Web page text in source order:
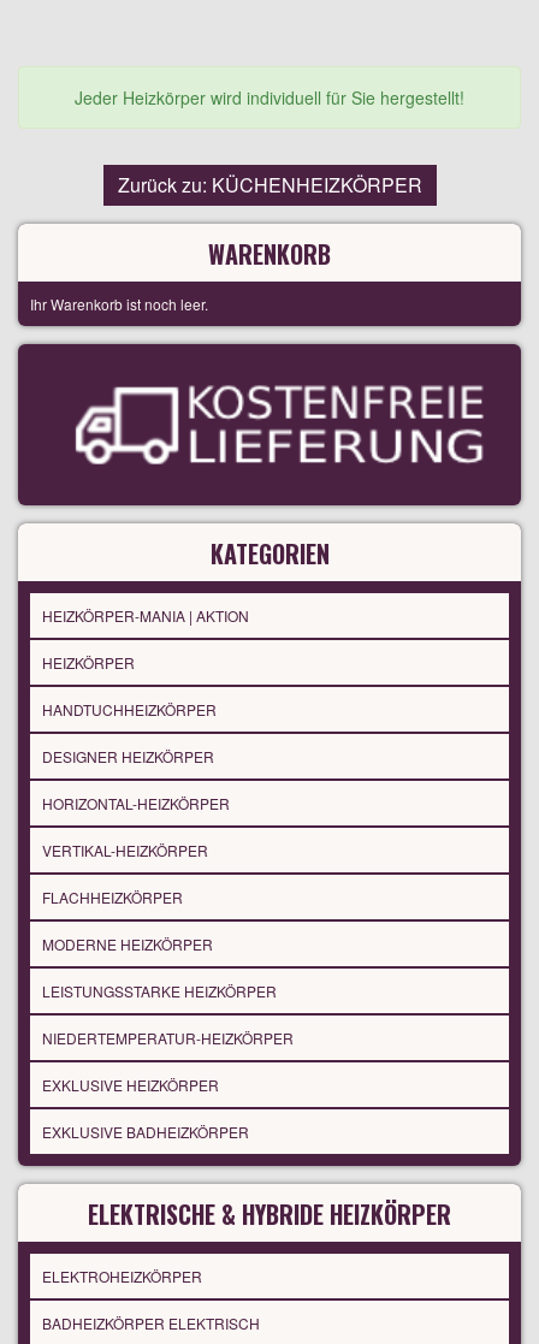
Jeder Heizkörper wird individuell für Sie hergestellt!
Zurück zu: KÜCHENHEIZKÖRPER
WARENKORB
Ihr Warenkorb ist noch leer.
KATEGORIEN
HEIZKÖRPER-MANIA | AKTION
HEIZKÖRPER
HANDTUCHHEIZKÖRPER
DESIGNER HEIZKÖRPER
HORIZONTAL-HEIZKÖRPER
VERTIKAL-HEIZKÖRPER
FLACHHEIZKÖRPER
MODERNE HEIZKÖRPER
LEISTUNGSSTARKE HEIZKÖRPER
NIEDERTEMPERATUR-HEIZKÖRPER
EXKLUSIVE HEIZKÖRPER
EXKLUSIVE BADHEIZKÖRPER
ELEKTRISCHE & HYBRIDE HEIZKÖRPER
ELEKTROHEIZKÖRPER
BADHEIZKÖRPER ELEKTRISCH